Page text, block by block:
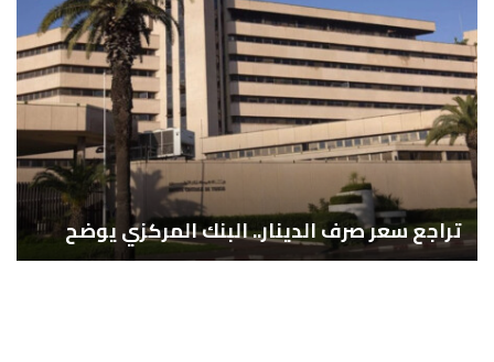
تراجع سعر صرف الدينار.. البنك المركزي يوضح